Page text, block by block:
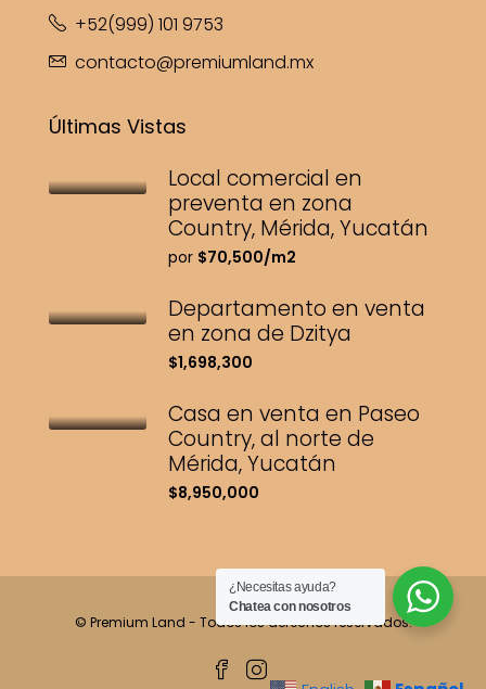
+52(999) 101 9753
contacto@premiumland.mx
Últimas Vistas
Local comercial en
preventa en zona
Country, Mérida, Yucatán
por $70,500/m2
Departamento en venta
en zona de Dzitya
$1,698,300
Casa en venta en Paseo
Country, al norte de
Mérida, Yucatán
$8,950,000
© Premium Land - Todos los derechos reservados.
¿Necesitas ayuda?
Chatea con nosotros